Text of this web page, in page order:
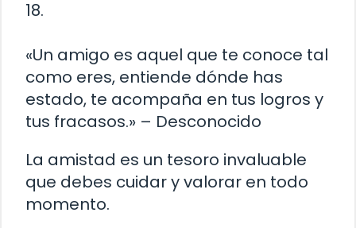
18.
«Un amigo es aquel que te conoce tal
como eres, entiende dónde has
estado, te acompaña en tus logros y
tus fracasos.» – Desconocido
La amistad es un tesoro invaluable
que debes cuidar y valorar en todo
momento.